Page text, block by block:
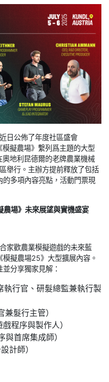
日公佈了年度社區盛會
擬農場》繫列爲主題的大型
地利昆德爾的老牌農業機械
舉行。主辦方提前釋放了包括
多項內容亮點，活動門票現
場》未來展望與實機盛宴
家歡農業模擬遊戲的未來藍
擬農場25》大型擴展內容。
分享獨家見解：
行官、研髮總監兼執行製
髮行主管）
程序與製作人）
首席集成師）
計師）